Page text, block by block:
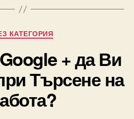
Categories
КАТЕГОРИЯ
+ да Ви
Търсене на